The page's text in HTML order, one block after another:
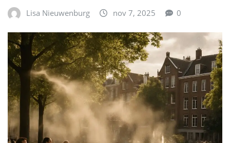
Lisa Nieuwenburg nov 7, 2025 0